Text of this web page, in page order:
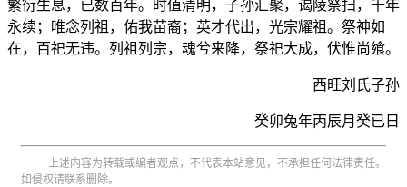
繁衍生息，已数百年。时值清明，子孙汇聚，谒陵祭扫，千年
永续；唯念列祖，佑我苗裔；英才代出，光宗耀祖。祭神如
在，百祀无违。列祖列宗，魂兮来降，祭祀大成，伏惟尚飨。
西旺刘氏子孙
癸卯兔年丙辰月癸已日
上述内容为转载或编者观点，不代表本站意见，不承担任何法律责任。
如侵权请联系删除。